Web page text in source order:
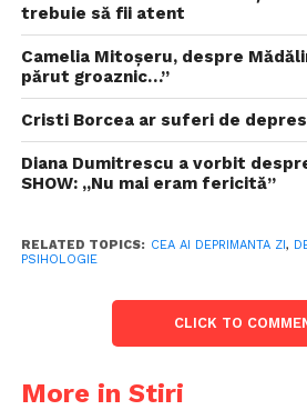
trebuie să fii atent
Camelia Mitoșeru, despre
părut groaznic…”
Cristi Borcea ar suferi de
Diana Dumitrescu a vorbit
SHOW: „Nu mai eram fericită”
RELATED TOPICS: CEA AI DEPRIMANTA ZI,
PSIHOLOGIE
CLICK TO
More in Stiri